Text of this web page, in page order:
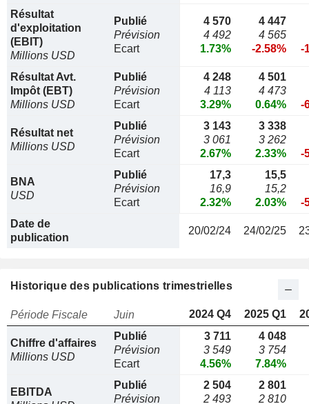
Résultat
d'exploitation
(EBIT)
Millions USD
Publié
Prévision
Ecart
4 570
4 492
1.73%
4 447
4 565
-2.58%
-
Résultat Avt.
Impôt (EBT)
Millions USD
Publié
Prévision
Ecart
4 248
4 113
3.29%
4 501
4 473
0.64%
-
Résultat net
Millions USD
Publié
Prévision
Ecart
3 143
3 061
2.67%
3 338
3 262
2.33%
-
BNA
USD
Publié
Prévision
Ecart
17,3
16,9
2.32%
15,5
15,2
2.03%
-
Date de
publication
20/02/24 24/02/25
Historique des publications trimestrielles
Période Fiscale Juin 2024 Q4 2025 Q1
Chiffre d'affaires
Millions USD
Publié
Prévision
Ecart
3 711
3 549
4.56%
4 048
3 754
7.84%
EBITDA
Publié
Prévision
2 504
2 493
2 801
2 810